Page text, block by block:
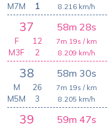
8.216 km/h
M7M
1
37 58m 28s
7m 19s / km
8.209 km/h
F
12
M3F
2
38 58m 30s
7m 19s / km
8.205 km/h
M
26
M5M
3
39 59m 47s